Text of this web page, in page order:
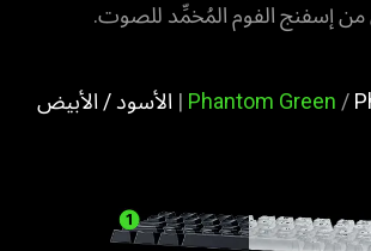
من إسفنج الفوم المُخمِّد للصوت.
الأسود / الأبيض | Phantom Green /